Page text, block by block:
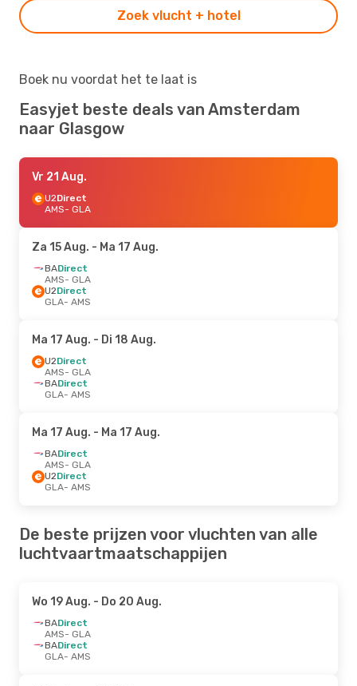
Zoek vlucht + hotel
Boek nu voordat het te laat is
Easyjet beste deals van Amsterdam
naar Glasgow
Vr 21 Aug.
U2Direct
AMS- GLA
Za 15 Aug. - Ma 17 Aug.
BADirect
AMS- GLA
U2Direct
GLA- AMS
Ma 17 Aug. - Di 18 Aug.
U2Direct
AMS- GLA
BADirect
GLA- AMS
Ma 17 Aug. - Ma 17 Aug.
BADirect
AMS- GLA
U2Direct
GLA- AMS
De beste prijzen voor vluchten van alle
luchtvaartmaatschappijen
Wo 19 Aug. - Do 20 Aug.
BADirect
AMS- GLA
BADirect
GLA- AMS